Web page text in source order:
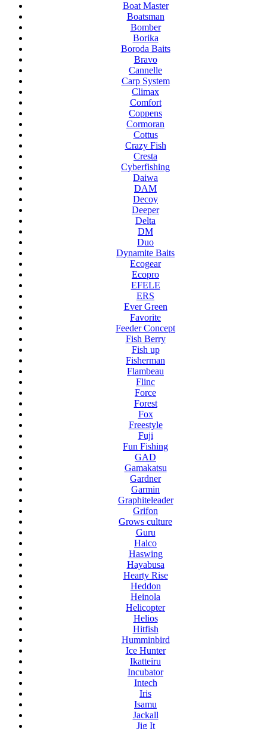
Boat Master
Boatsman
Bomber
Borika
Boroda Baits
Bravo
Cannelle
Carp System
Climax
Comfort
Coppens
Cormoran
Cottus
Crazy Fish
Cresta
Cyberfishing
Daiwa
DAM
Decoy
Deeper
Delta
DM
Duo
Dynamite Baits
Ecogear
Ecopro
EFELE
ERS
Ever Green
Favorite
Feeder Concept
Fish Berry
Fish up
Fisherman
Flambeau
Flinc
Force
Forest
Fox
Freestyle
Fuji
Fun Fishing
GAD
Gamakatsu
Gardner
Garmin
Graphiteleader
Grifon
Grows culture
Guru
Halco
Haswing
Hayabusa
Hearty Rise
Heddon
Heinola
Helicopter
Helios
Hitfish
Humminbird
Ice Hunter
Ikatteiru
Incubator
Intech
Iris
Isamu
Jackall
Jig It